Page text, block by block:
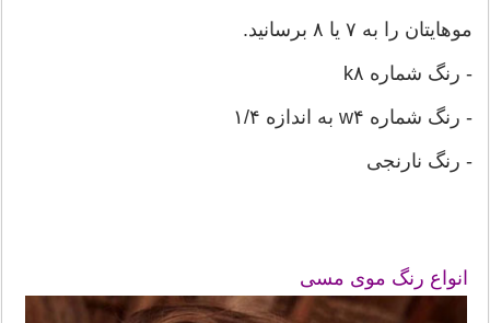
موهایتان را به ۷ یا ۸ برسانید.
- رنگ شماره k۸
- رنگ شماره w۴ به اندازه ۱/۴
- رنگ نارنجی
انواع رنگ موی مسی